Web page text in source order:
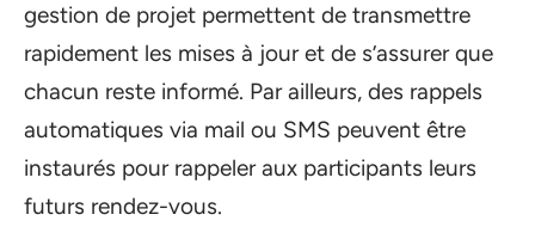
gestion de projet permettent de transmettre
rapidement les mises à jour et de s’assurer que
chacun reste informé. Par ailleurs, des rappels
automatiques via mail ou SMS peuvent être
instaurés pour rappeler aux participants leurs
futurs rendez-vous.